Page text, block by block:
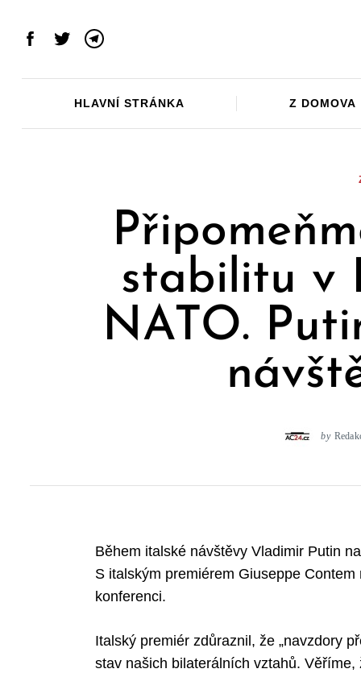
Facebook
TwitterTelegram
HLAVNÍ STRÁNKA Z DOMOVA
stabilitu v
NATO.
by
Během italské návštěvy Vladimir Putin
S italským premiérem Giuseppe
konferenci.
Italský premiér zdůraznil, že „navzdory
stav našich bilaterálních vztahů.